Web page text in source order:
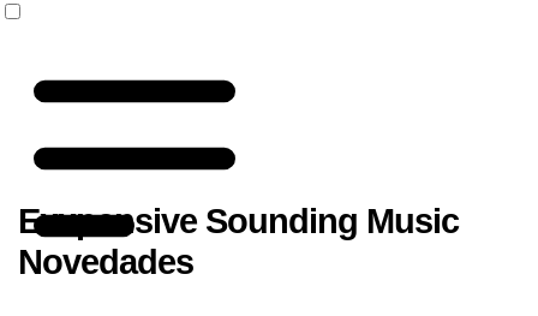
Exxpensive Sounding Music
Novedades